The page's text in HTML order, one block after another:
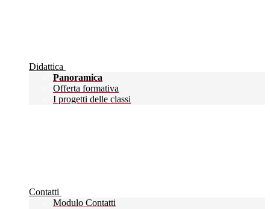
Didattica
Panoramica
Offerta formativa
I progetti delle classi
Contatti
Modulo Contatti